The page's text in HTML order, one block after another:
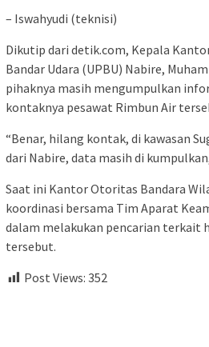
– Iswahyudi (teknisi)
Dikutip dari detik.com, Kepala
Bandar Udara (UPBU) Nabire,
pihaknya masih mengumpulkan
kontaknya pesawat Rimbun Air
“Benar, hilang kontak, di kawasan
dari Nabire, data masih di
Saat ini Kantor Otoritas Bandara
koordinasi bersama Tim Aparat
dalam melakukan pencarian terkait
tersebut.
Post Views: 352